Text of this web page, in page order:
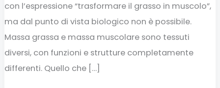
con l’espressione “trasformare il grasso in muscolo”,
ma dal punto di vista biologico non è possibile.
Massa grassa e massa muscolare sono tessuti
diversi, con funzioni e strutture completamente
differenti. Quello che […]